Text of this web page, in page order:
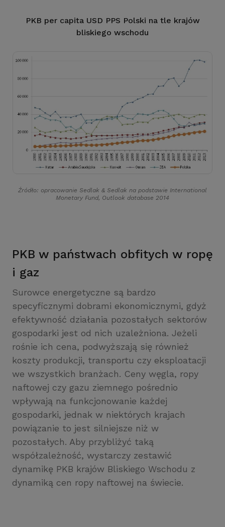
PKB per capita USD PPS Polski na tle krajów
bliskiego wschodu
Źródło: opracowanie Sedlak & Sedlak na podstawie International
Monetary Fund, Outlook database 2014
PKB w państwach obfitych w ropę
i gaz
Surowce energetyczne są bardzo
specyficznymi dobrami ekonomicznymi, gdyż
efektywność działania pozostałych sektorów
gospodarki jest od nich uzależniona. Jeżeli
rośnie ich cena, podwyższają się również
koszty produkcji, transportu czy eksploatacji
we wszystkich branżach. Ceny węgla, ropy
naftowej czy gazu ziemnego pośrednio
wpływają na funkcjonowanie każdej
gospodarki, jednak w niektórych krajach
powiązanie to jest silniejsze niż w
pozostałych. Aby przybliżyć taką
współzależność, wystarczy zestawić
dynamikę PKB krajów Bliskiego Wschodu z
dynamiką cen ropy naftowej na świecie.